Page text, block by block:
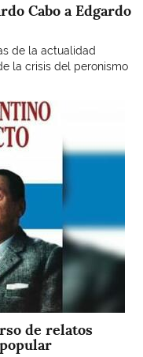
Cabo a Edgardo
de la actualidad
la crisis del peronismo
de relatos